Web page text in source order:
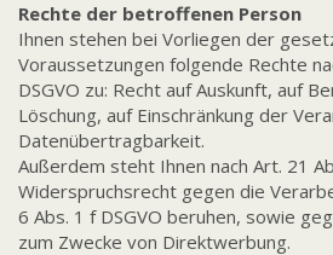
Rechte der betroffenen Person
Ihnen stehen bei Vorliegen der
Voraussetzungen folgende Rechte
DSGVO zu: Recht auf Auskunft, auf
Löschung, auf Einschränkung der
Datenübertragbarkeit.
Außerdem steht Ihnen nach Art. 21
Widerspruchsrecht gegen die
6 Abs. 1 f DSGVO beruhen, sowie
zum Zwecke von Direktwerbung.